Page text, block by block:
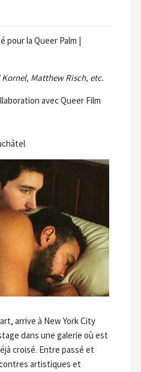
pour la Queer Palm |
Matthew Risch, etc.
avec Queer Film
arrive à New York City
dans une galerie où est
croisé. Entre passé et
artistiques et